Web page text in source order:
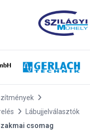
Lábujjelválasztók
csomag